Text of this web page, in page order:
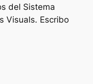
del Sistema
Visuals. Escribo